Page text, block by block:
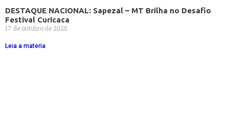
DESTAQUE NACIONAL: Sapezal – MT Brilha no Desafio
Festival Curicaca
17 de outubro de 2025
Leia a materia